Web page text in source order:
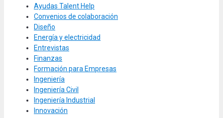
Ayudas Talent Help
Convenios de colaboración
Diseño
Energía y electricidad
Entrevistas
Finanzas
Formación para Empresas
Ingeniería
Ingeniería Civil
Ingeniería Industrial
Innovación